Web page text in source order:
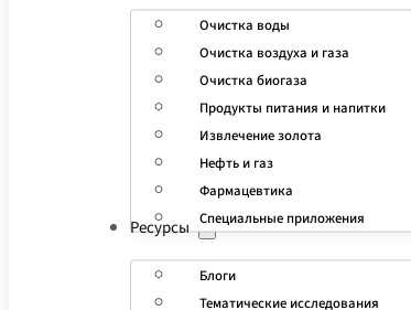
Очистка воды
Очистка воздуха и газа
Очистка биогаза
Продукты питания и напитки
Извлечение золота
Нефть и газ
Фармацевтика
Специальные приложения
Ресурсы
Блоги
Тематические исследования